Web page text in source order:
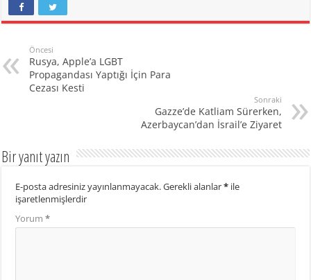
Öncesi
Rusya, Apple’a LGBT
Propagandası Yaptığı İçin Para
Cezası Kesti
Sonraki
Gazze’de Katliam Sürerken,
Azerbaycan’dan İsrail’e Ziyaret
Bir yanıt yazın
E-posta adresiniz yayınlanmayacak.Gerekli alanlar* ile
işaretlenmişlerdir
Yorum*